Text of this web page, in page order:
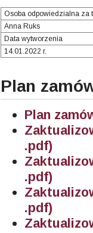
Osoba odpowiedzialna za
Anna Ruks
Data wytworzenia
14.01.2022 r.
Plan
Plan
.pdf)
.pdf)
.pdf)